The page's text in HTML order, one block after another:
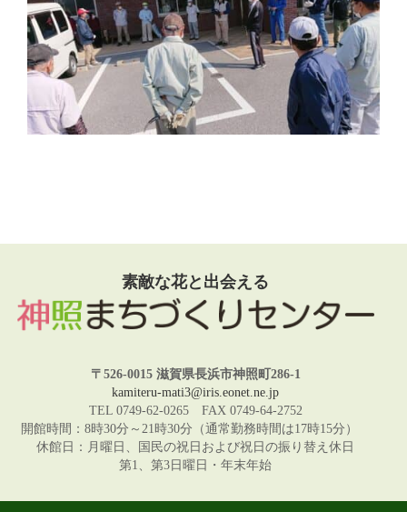
素敵な花と出会える
〒526-0015 滋賀県長浜市神照町286-1
kamiteru-mati3@iris.eonet.ne.jp
TEL 0749-62-0265 FAX 0749-64-2752
開館時間：8時30分～21時30分（通常勤務時間は17時15分）
休館日：月曜日、国民の祝日および祝日の振り替え休日
第1、第3日曜日・年末年始